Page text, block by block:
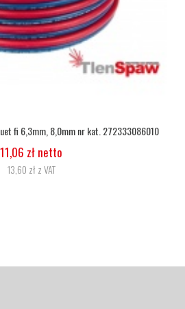
Wąż tlenowy fi 6,3
5,07 zł netto
6,24 zł z VAT